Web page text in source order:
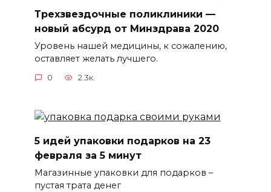
Трехзвездочные поликлиники —
новый абсурд от Минздрава 2020
Уровень нашей медицины, к сожалению,
оставляет желать лучшего.
0 2.3к.
5 идей упаковки подарков на 23
февраля за 5 минут
Магазинные упаковки для подарков –
пустая трата денег